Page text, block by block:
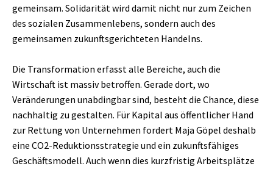
gemeinsam. Solidarität wird damit nicht nur zum Zeichen
des sozialen Zusammenlebens, sondern auch des
gemeinsamen zukunftsgerichteten Handelns.
Die Transformation erfasst alle Bereiche, auch die
Wirtschaft ist massiv betroffen. Gerade dort, wo
Veränderungen unabdingbar sind, besteht die Chance, diese
nachhaltig zu gestalten. Für Kapital aus öffentlicher Hand
zur Rettung von Unternehmen fordert Maja Göpel deshalb
eine CO2-Reduktionsstrategie und ein zukunftsfähiges
Geschäftsmodell. Auch wenn dies kurzfristig Arbeitsplätze